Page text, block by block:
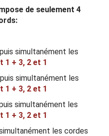
de seulement 4
puis simultanément les
1 + 3, 2 et 1
puis simultanément les
1 + 3, 2 et 1
simultanément les
1 + 3, 2 et 1
les cordes